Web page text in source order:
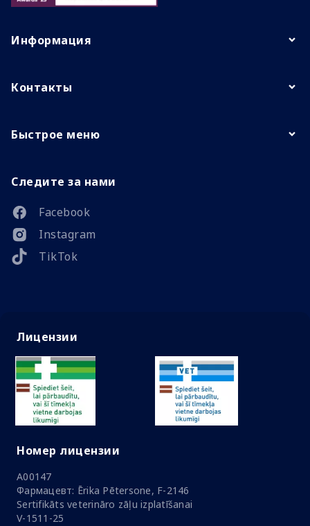
Информация
Контакты
Быстрое меню
Следите за нами
Facebook
Instagram
TikTok
Лицензии
Номер лицензии
A00147
Фармацевт: Ērika Pētersone, F-2146
Sertifikāts veterināro zāļu izplatīšanai
V-1511-25